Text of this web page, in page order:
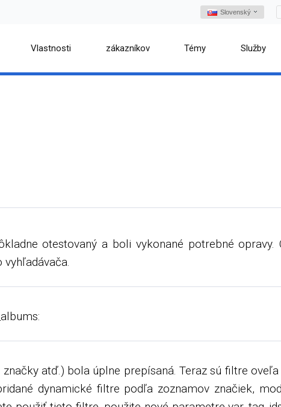
Slovenský
Vlastnosti zákazníkov Témy Služby
otestovaný a boli vykonané potrebné
atď.) bola úplne prepísaná. Teraz sú filtre
dynamické filtre podľa zoznamov značiek,